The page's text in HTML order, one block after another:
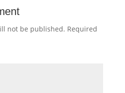
not be published. Required